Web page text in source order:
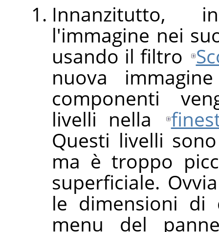
Innanzitutto,
l'immagine nei
usando il filtro
nuova
componenti
livelli nella
Questi livelli
ma è troppo
superficiale.
le dimensioni di
menu del